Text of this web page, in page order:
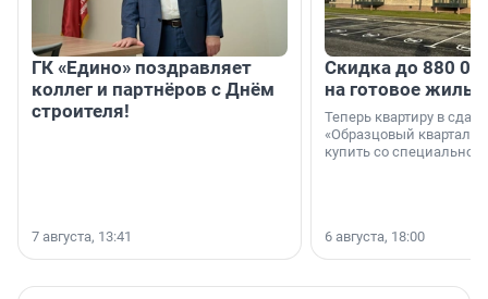
ГК «Едино» поздравляет
коллег и партнёров с Днём
строителя!
7 августа, 13:41
Скидка до 880
на готовое
Теперь квартиру в
«Образцовый квартал
купить со специальной
6 августа, 18:00